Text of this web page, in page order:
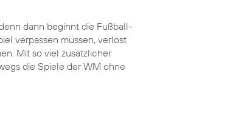
dann beginnt die Fußball-
verpassen müssen, verlost
Mit so viel zusätzlicher
die Spiele der WM ohne